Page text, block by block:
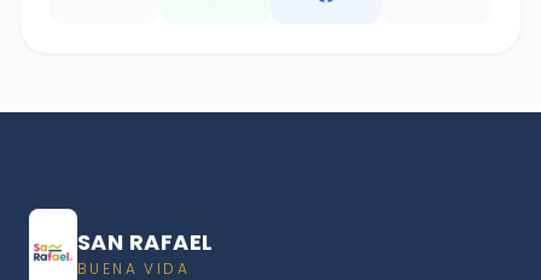
SAN RAFAEL
BUENA VIDA